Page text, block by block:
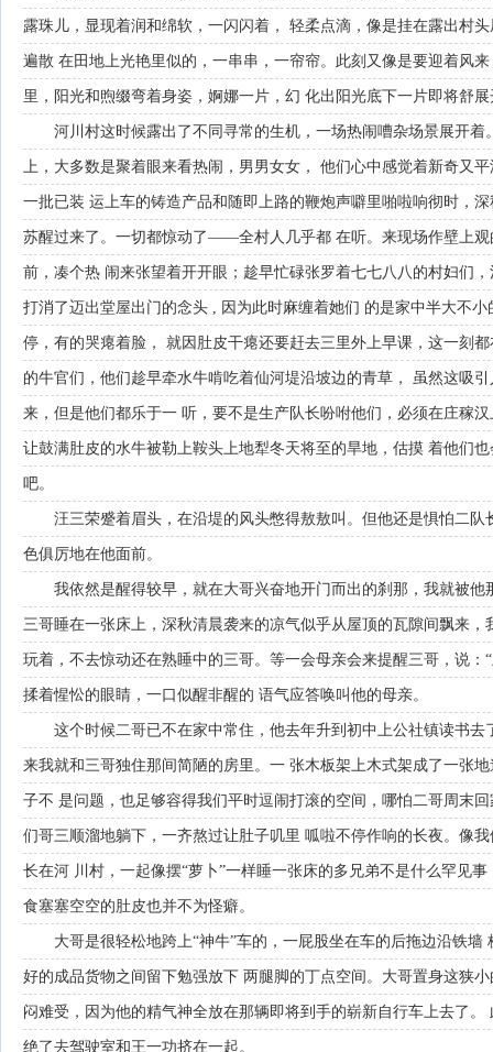
露珠儿，显现着润和绵软，一闪闪着， 轻柔点滴，像是挂在露出村
遍散 在田地上光艳里似的，一串串，一帘帘。此刻又像是要迎着风
里，阳光和煦缀弯着身姿，婀娜一片，幻 化出阳光底下一片即将舒
河川村这时候露出了不同寻常的生机，一场热闹嘈杂场景展开
上，大多数是聚着眼来看热闹，男男女女， 他们心中感觉着新奇又
一批已装 运上车的铸造产品和随即上路的鞭炮声噼里啪啦响彻时，
苏醒过来了。一切都惊动了——全村人几乎都 在听。来现场作壁上
前，凑个热 闹来张望着开开眼；趁早忙碌张罗着七七八八的村妇们
打消了迈出堂屋出门的念头 , 因为此时麻缠着她们 的是家中半大不
停，有的哭瘪着脸， 就因肚皮干瘪还要赶去三里外上早课，这一刻
的牛官们，他们趁早牵水牛啃吃着仙河堤沿坡边的青草， 虽然这吸
来，但是他们都乐于一 听，要不是生产队长吩咐他们，必须在庄稼
让鼓满肚皮的水牛被勒上鞍头上地犁冬天将至的旱地，估摸 着他们
吧。
汪三荣蹙着眉头，在沿堤的风头憋得敖敖叫。但他还是惧怕二
色俱厉地在他面前。
我依然是醒得较早，就在大哥兴奋地开门而出的刹那，我就被
三哥睡在一张床上，深秋清晨袭来的凉气似乎从屋顶的瓦隙间飘来
玩着，不去惊动还在熟睡中的三哥。等一会母亲会来提醒三哥，说：
揉着惺忪的眼睛，一口似醒非醒的 语气应答唤叫他的母亲。
这个时候二哥已不在家中常住，他去年升到初中上公社镇读书
来我就和三哥独住那间简陋的房里。一 张木板架上木式架成了一张
子不 是问题，也足够容得我们平时逗闹打滚的空间，哪怕二哥周末
们哥三顺溜地躺下，一齐熬过让肚子叽里 呱啦不停作响的长夜。像
长在河 川村，一起像摆“萝卜”一样睡一张床的多兄弟不是什么罕见
食塞塞空空的肚皮也并不为怪癖。
大哥是很轻松地跨上“神牛”车的，一屁股坐在车的后拖边沿铁
好的成品货物之间留下勉强放下 两腿脚的丁点空间。大哥置身这狭
闷难受，因为他的精气神全放在那辆即将到手的崭新自行车上去了
绝了去驾驶室和王一功挤在一起。